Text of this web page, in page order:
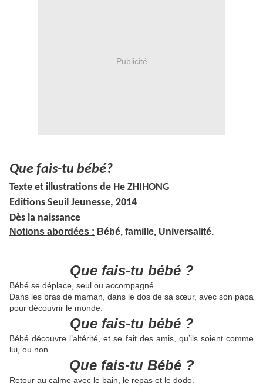
Publicité
Que fais-tu bébé?
Texte et illustrations de He ZHIHONG
Editions Seuil Jeunesse, 2014
Dès la naissance
Notions abordées : Bébé, famille, Universalité.
Que fais-tu bébé ?
Bébé se déplace, seul ou accompagné.
Dans les bras de maman, dans le dos de sa sœur, avec son papa
pour découvrir le monde.
Que fais-tu bébé ?
Bébé découvre l’altérité, et se fait des amis, qu’ils soient comme
lui, ou non.
Que fais-tu Bébé ?
Retour au calme avec le bain, le repas et le dodo.